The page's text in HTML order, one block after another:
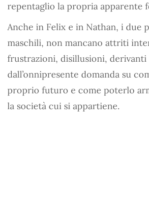
repentaglio la propria apparente
Anche in Felix e in Nathan, i due
maschili, non mancano attriti
frustrazioni, disillusioni, derivanti
dall’onnipresente domanda su
proprio futuro e come poterlo
la società cui si appartiene.